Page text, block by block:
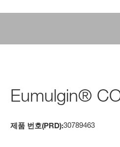
Eumulgin®
제품 번호(PRD):30789463